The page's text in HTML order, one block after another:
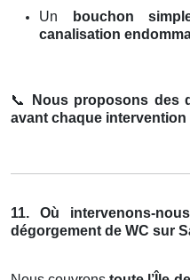
Un bouchon
canalisation
📞
Nous proposons des
avant chaque intervention
11. Où intervenons-
dégorgement de WC sur